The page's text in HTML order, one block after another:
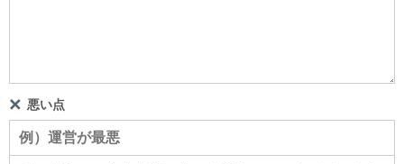
悪い点